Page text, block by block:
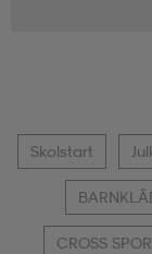
Skolstart
CROSS